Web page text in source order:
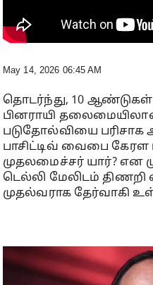
May 14, 2026 06:45 AM
தொடர்ந்து, 10 ஆண்டுகள்
பினராயி
படுதோல்வியை பரிசாக
பாசிட்டிவ் வைபை கேரள
முதலமைச்சர் யார்? என
டெல்லி மேலிடம்
முதல்வராக தேர்வாகி